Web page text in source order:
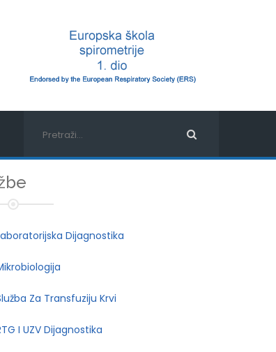
Dijagnostika
Za Transfuziju Krvi
I UZV Dijagnostika